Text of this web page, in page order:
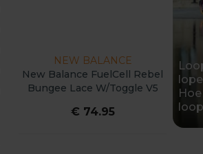
NEW BALANCE
New Balance FuelCell Rebel
Bungee Lace W/Toggle V5
€ 74.95